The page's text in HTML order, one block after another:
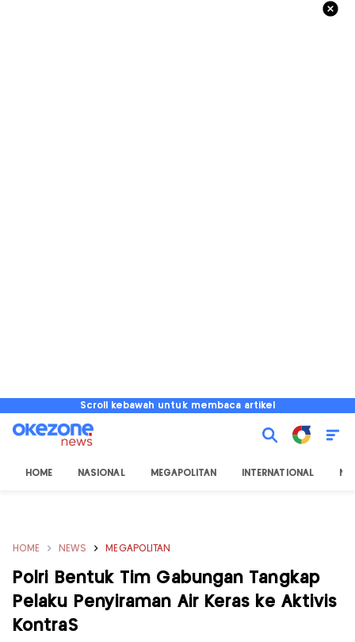
Scroll kebawah untuk membaca artikel
HOME NASIONAL MEGAPOLITAN INTERNATIONAL
HOME NEWS MEGAPOLITAN
Polri Bentuk Tim Gabungan Tangkap
Pelaku Penyiraman Air Keras ke Aktivis
KontraS